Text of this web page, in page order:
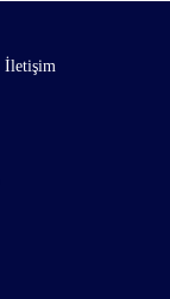
İletişim